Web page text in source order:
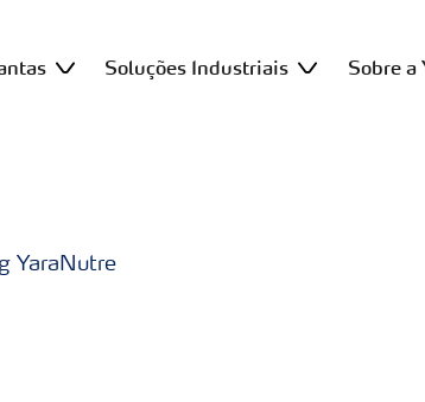
Soluções Industriais Sobre a
YaraNutre